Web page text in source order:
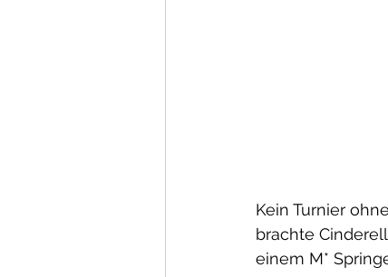
Kein Turnier
brachte
einem M*